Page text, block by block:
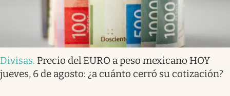
Divisas. Precio del EURO a peso mexicano HOY
jueves, 6 de agosto: ¿a cuánto cerró su cotización?